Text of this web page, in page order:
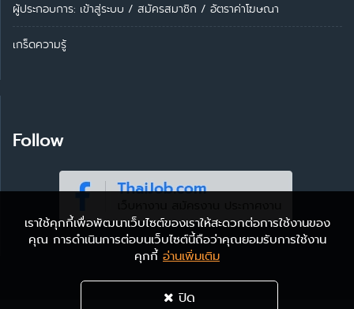
ผู้ประกอบการ: เข้าสู่ระบบ / สมัครสมาชิก / อัตราค่าโฆษณา
เกร็ดความรู้
Follow
เราใช้คุกกี้เพื่อพัฒนาเว็บไซต์ของเราให้สะดวกต่อการใช้งานของ
คุณ การดำเนินการต่อบนเว็บไซต์นี้ถือว่าคุณยอมรับการใช้งาน
คุกกี้ อ่านเพิ่มเติม
ปิด